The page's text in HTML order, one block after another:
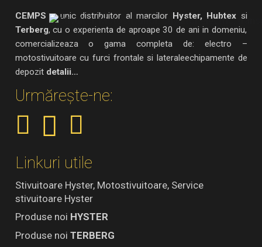
CEMPS – unic distribuitor al marcilor Hyster, Hubtex si
Terberg, cu o experienta de aproape 30 de ani in domeniu,
comercializeaza o gama completa de: electro –
motostivuitoare cu furci frontale si lateraleechipamente de
depozit detalii…
Urmărește-ne:
Linkuri utile
Stivuitoare Hyster, Motostivuitoare, Service
stivuitoare Hyster
Produse noi HYSTER
Produse noi TERBERG